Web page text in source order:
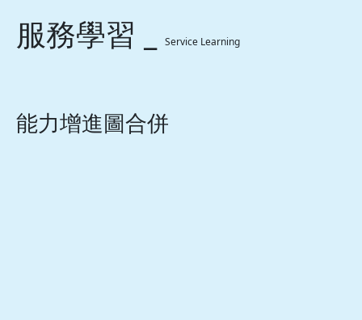
服務學習 _ Service Learning
能力增進圖合併